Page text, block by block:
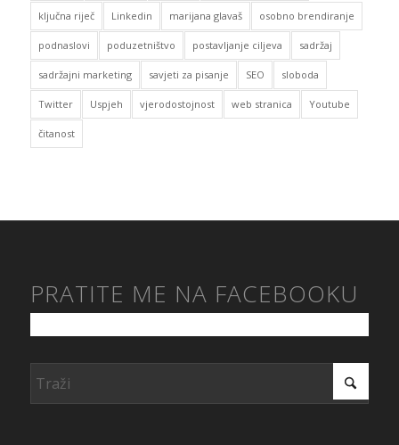
ključna riječ Linkedin marijana glavaš osobno brendiranje
podnaslovi poduzetništvo postavljanje ciljeva sadržaj
sadržajni marketing savjeti za pisanje SEO sloboda
Twitter Uspjeh vjerodostojnost web stranica Youtube
čitanost
PRATITE ME NA FACEBOOKU